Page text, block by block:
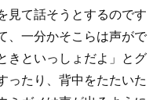
見て話そうとするのです
、一分かそこらは声がで
きといっしょだよ」とグ
ったり、背中をたたいた